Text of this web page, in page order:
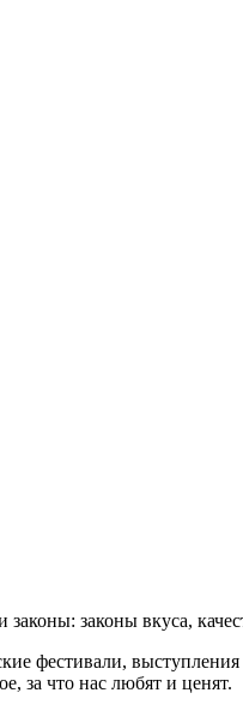
законы: законы вкуса,
фестивали,
за что нас любят и ценят.